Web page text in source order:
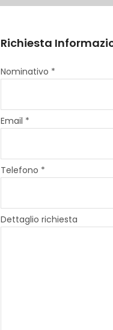
Richiesta
Nominativo *
Email *
Telefono *
Dettaglio richiesta